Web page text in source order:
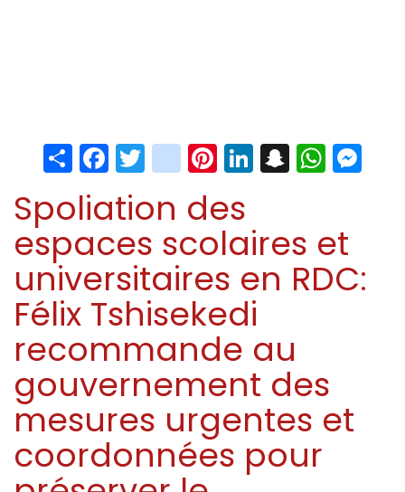
ShareFacebook
Twitter
instagram
Pinterest
LinkedIn
Snapchat
Spoliation des
espaces scolaires et
universitaires en RDC:
Félix Tshisekedi
recommande au
gouvernement des
mesures urgentes et
coordonnées pour